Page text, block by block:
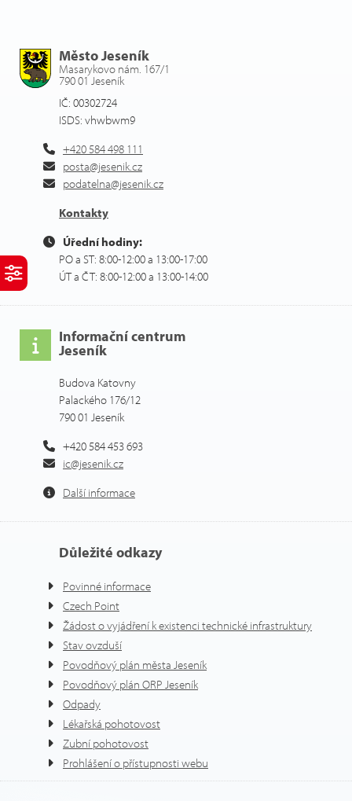
Město Jeseník
Masarykovo nám. 167/1
790 01 Jeseník
IČ: 00302724
ISDS: vhwbwm9
+420 584 498 111
posta@jesenik.cz
podatelna@jesenik.cz
Kontakty
Úřední hodiny:
PO a ST: 8:00-12:00 a 13:00-17:00
ÚT a ČT: 8:00-12:00 a 13:00-14:00
Informační centrum
Jeseník
Budova Katovny
Palackého 176/12
790 01 Jeseník
+420 584 453 693
ic@jesenik.cz
Další informace
Důležité odkazy
Povinné informace
Czech Point
Žádost o vyjádření k existenci technické infrastruktury
Stav ovzduší
Povodňový plán města Jeseník
Povodňový plán ORP Jeseník
Odpady
Lékařská pohotovost
Zubní pohotovost
Prohlášení o přístupnosti webu